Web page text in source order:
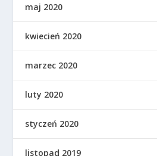
maj 2020
kwiecień 2020
marzec 2020
luty 2020
styczeń 2020
listopad 2019